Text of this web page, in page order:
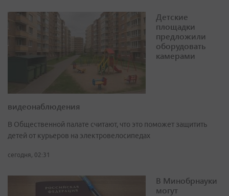
Детские
площадки
предложили
оборудовать
камерами
видеонаблюдения
В Общественной палате считают, что это поможет защитить
детей от курьеров на электровелосипедах
сегодня, 02:31
В Минобрнауки
могут